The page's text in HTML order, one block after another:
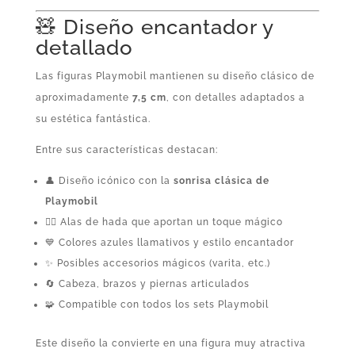
🧸 Diseño encantador y
detallado
Las figuras Playmobil mantienen su diseño clásico de
aproximadamente 7,5 cm, con detalles adaptados a
su estética fantástica.
Entre sus características destacan:
👤 Diseño icónico con la sonrisa clásica de
Playmobil
🧚‍♀️ Alas de hada que aportan un toque mágico
💙 Colores azules llamativos y estilo encantador
✨ Posibles accesorios mágicos (varita, etc.)
🔄 Cabeza, brazos y piernas articulados
🧩 Compatible con todos los sets Playmobil
Este diseño la convierte en una figura muy atractiva